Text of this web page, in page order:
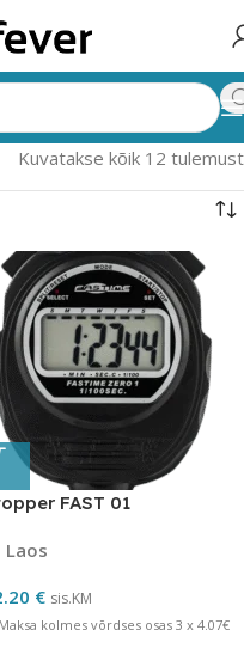
Kuvatakse kõik 12 tulemust
FAST 01
Laos
€ sis.KM
Maksa kolmes võrdses osas 3 x 4.07€